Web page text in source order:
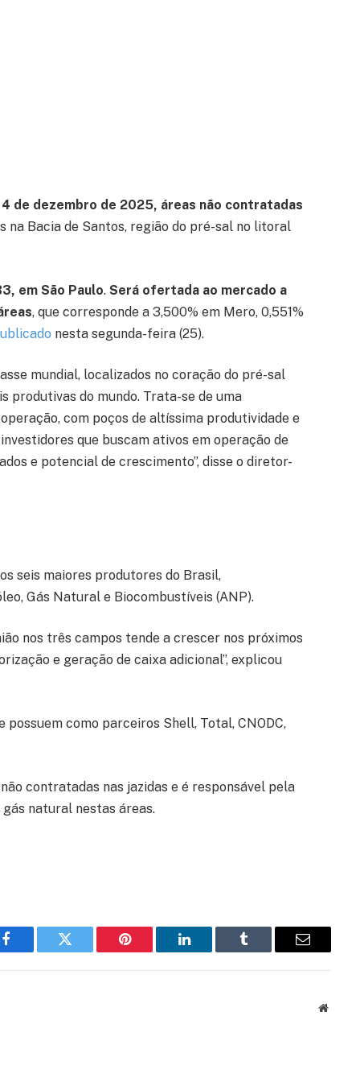
de dezembro de 2025, áreas não contratadas
na Bacia de Santos, região do pré-sal no litoral
em São Paulo. Será ofertada ao mercado a
, que corresponde a 3,500% em Mero, 0,551%
nesta segunda-feira (25).
mundial, localizados no coração do pré-sal
produtivas do mundo. Trata-se de uma
com poços de altíssima produtividade e
que buscam ativos em operação de
e potencial de crescimento”, disse o diretor-
seis maiores produtores do Brasil,
Gás Natural e Biocombustíveis (ANP).
nos três campos tende a crescer nos próximos
e geração de caixa adicional”, explicou
como parceiros Shell, Total, CNODC,
contratadas nas jazidas e é responsável pela
natural nestas áreas.
Facebook Twitter Pinterest LinkedIn Tumblr Email